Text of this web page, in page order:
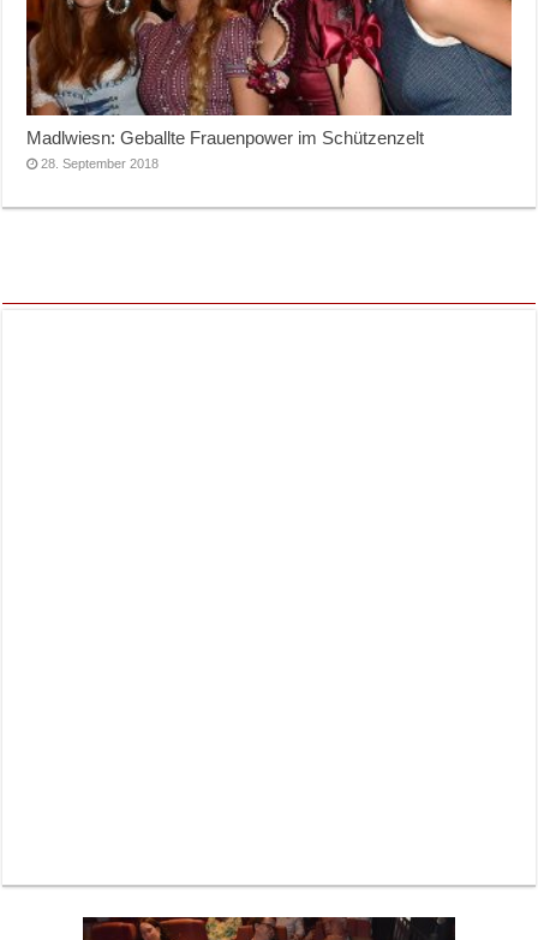
Madlwiesn: Geballte Frauenpower im Schützenzelt
28. September 2018